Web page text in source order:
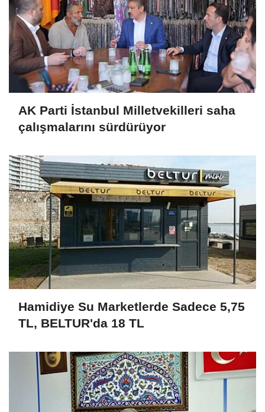
AK Parti İstanbul Milletvekilleri saha
çalışmalarını sürdürüyor
Hamidiye Su Marketlerde Sadece 5,75
TL, BELTUR'da 18 TL